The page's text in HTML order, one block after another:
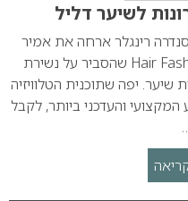
לשיער דליל
סנדרה רינגלר ארחה את אמיר
זהבי, מנכ”ל חברת רבקה זהבי Hair Fashion שהסביר על נשירת
יפה שתוכנית הטלוויזיה
והעדכני ביותר, לקבל